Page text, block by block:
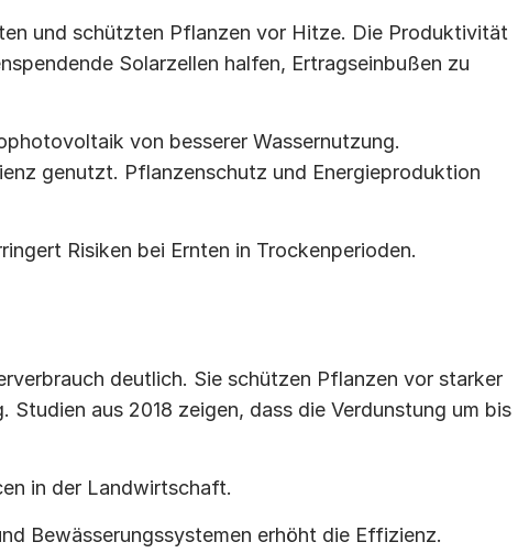
und schützten Pflanzen vor Hitze. Die Produktivität
Solarzellen halfen, Ertragseinbußen zu
von besserer Wassernutzung.
genutzt. Pflanzenschutz und Energieproduktion
Risiken bei Ernten in Trockenperioden.
deutlich. Sie schützen Pflanzen vor starker
Studien aus 2018 zeigen, dass die Verdunstung um bis
in der Landwirtschaft.
Bewässerungssystemen erhöht die Effizienz.